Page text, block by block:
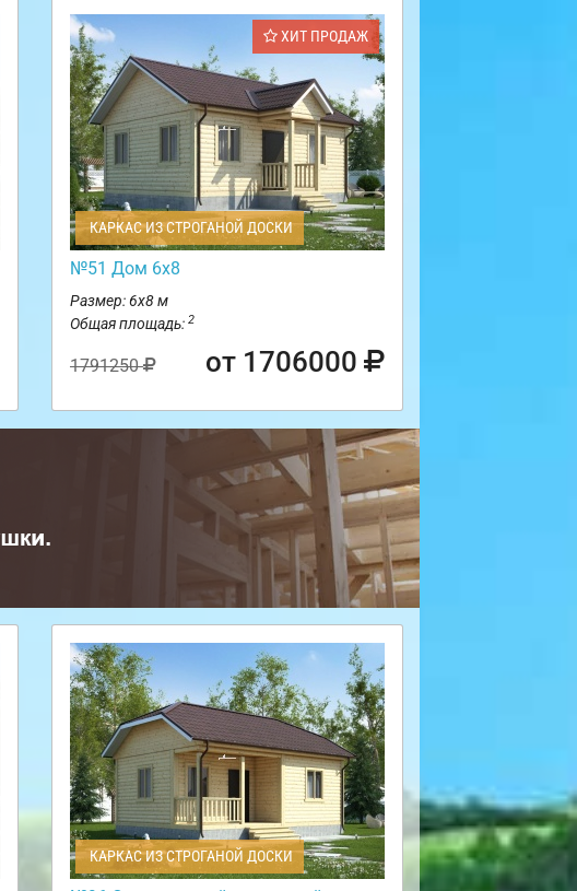
ХИТ ПРОДАЖ
КАРКАС ИЗ СТРОГАНОЙ ДОСКИ
№51 Дом 6х8
Размер: 6х8 м
Общая площадь: 2
1791250 от 1706000
КАРКАС ИЗ СТРОГАНОЙ ДОСКИ